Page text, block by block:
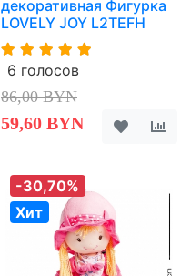
декоративная Фигурка
LOVELY JOY L2TEFH
6 голосов
86,00 BYN
59,60 BYN
-30,70%
Хит